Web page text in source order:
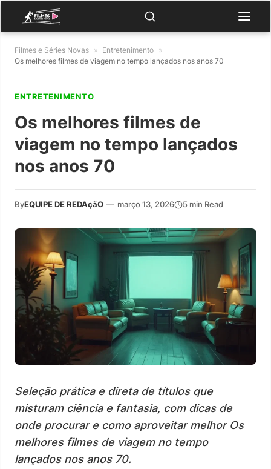
Filmes e Séries Novas » Entretenimento »
Os melhores filmes de viagem no tempo lançados nos anos 70
ENTRETENIMENTO
Os melhores filmes de
viagem no tempo lançados
nos anos 70
ByEQUIPE DE REDAçãO — março 13, 2026 5 min Read
Seleção prática e direta de títulos que
misturam ciência e fantasia, com dicas de
onde procurar e como aproveitar melhor Os
melhores filmes de viagem no tempo
lançados nos anos 70.